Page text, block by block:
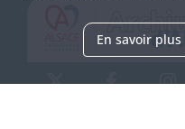
En savoir plus